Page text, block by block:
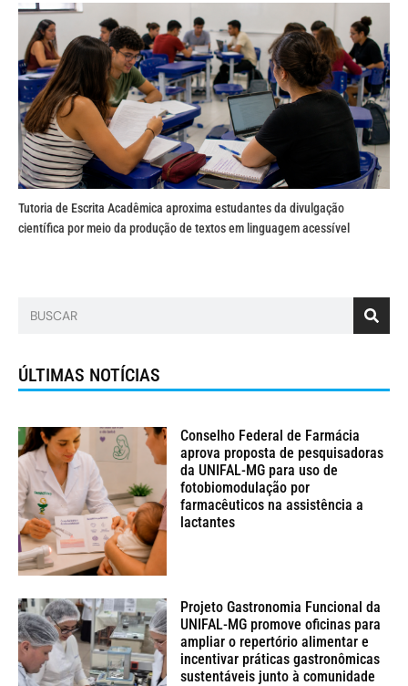
Tutoria de Escrita Acadêmica aproxima estudantes da divulgação
científica por meio da produção de textos em linguagem acessível
ÚLTIMAS NOTÍCIAS
Conselho Federal de Farmácia
aprova proposta de pesquisadoras
da UNIFAL-MG para uso de
fotobiomodulação por
farmacêuticos na assistência a
lactantes
Projeto Gastronomia Funcional da
UNIFAL-MG promove oficinas para
ampliar o repertório alimentar e
incentivar práticas gastronômicas
sustentáveis junto à comunidade